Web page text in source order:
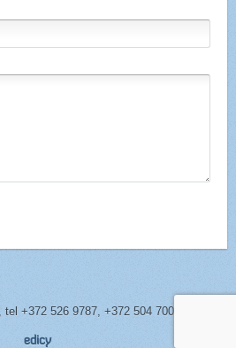
tel +372 526 9787, +372 504 7005